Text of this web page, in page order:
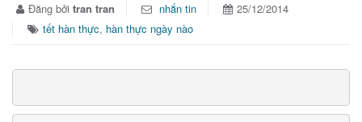
Đăng bởi tran tran nhắn tin
25/12/2014
tết hàn thực, hàn thực ngày nào